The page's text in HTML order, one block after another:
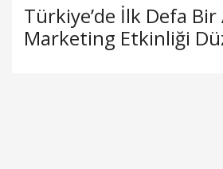
Türkiye’de İlk Defa
Marketing Etkinliği